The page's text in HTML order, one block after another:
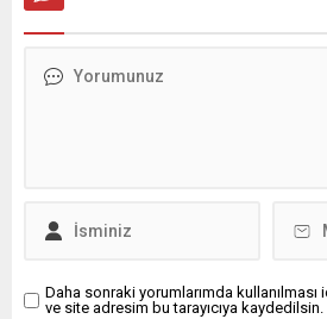
Daha sonraki yorumlarımda
ve site adresim bu tarayıcıya kaydedilsin.